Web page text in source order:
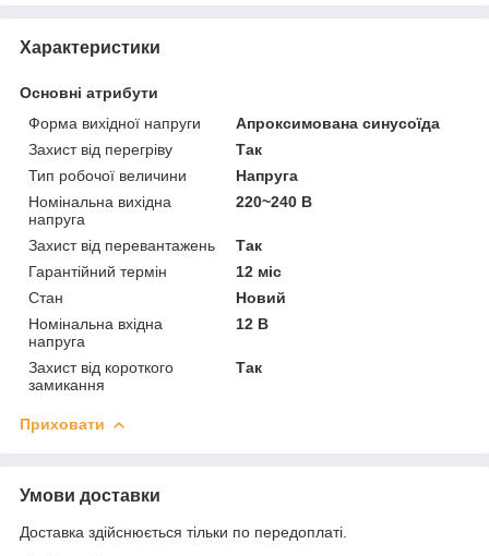
Характеристики
Основні атрибути
Форма вихідної напруги
Апроксимована синусоїда
Захист від перегріву
Так
Тип робочої величини
Напруга
Номінальна вихідна
напруга
220~240 В
Захист від перевантажень
Так
Гарантійний термін
12 міс
Стан
Новий
Номінальна вхідна
напруга
12 В
Захист від короткого
замикання
Так
Приховати
Умови доставки
Доставка здійснюється тільки по передоплаті.